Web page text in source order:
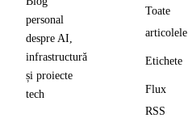
personal
despre AI,
infrastructură
și proiecte
tech
Toate
articolele
Etichete
Flux
RSS